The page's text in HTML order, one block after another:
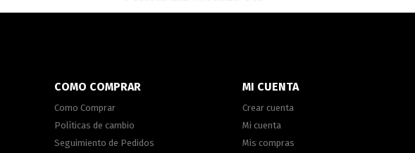
COMO COMPRAR
Como Comprar
Políticas de cambio
Seguimiento de Pedidos
MI CUENTA
Crear cuenta
Mi cuenta
Mis compras